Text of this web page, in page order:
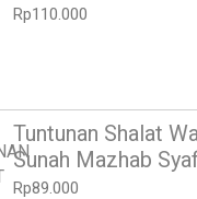
Rp110.000
Tuntunan Shalat
Sunah Mazhab
Rp89.000